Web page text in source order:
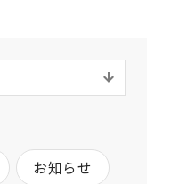
お知らせ